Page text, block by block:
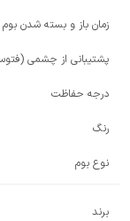
زمان باز و بسته شدن بوم
پشتیبانی از چشمی
درجه حفاظت
رنگ
نوع بوم
برند